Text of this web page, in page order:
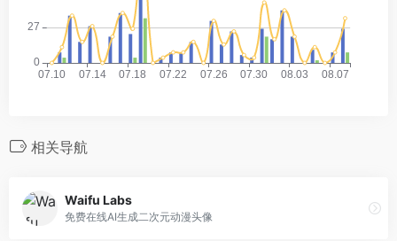
相关导航
Waifu Labs
免费在线AI生成二次元动漫头像